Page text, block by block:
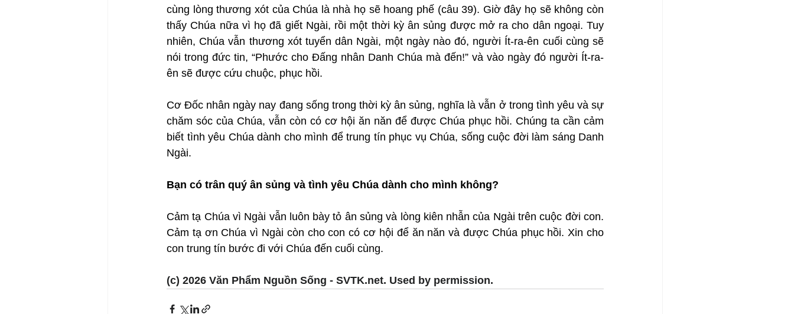
cùng lòng thương xót của Chúa là nhà họ sẽ hoang phế (câu 39). Giờ đây họ sẽ không còn
thấy Chúa nữa vì họ đã giết Ngài, rồi một thời kỳ ân sủng được mở ra cho dân ngoại. Tuy
nhiên, Chúa vẫn thương xót tuyển dân Ngài, một ngày nào đó, người Ít-ra-ên cuối cùng sẽ
nói trong đức tin, “Phước cho Đấng nhân Danh Chúa mà đến!” và vào ngày đó người Ít-ra-
ên sẽ được cứu chuộc, phục hồi.
Cơ Đốc nhân ngày nay đang sống trong thời kỳ ân sủng, nghĩa là vẫn ở trong tình yêu và sự
chăm sóc của Chúa, vẫn còn có cơ hội ăn năn để được Chúa phục hồi. Chúng ta cần cảm
biết tình yêu Chúa dành cho mình để trung tín phục vụ Chúa, sống cuộc đời làm sáng Danh
Ngài.
Bạn có trân quý ân sủng và tình yêu Chúa dành cho mình không?
Cảm tạ Chúa vì Ngài vẫn luôn bày tỏ ân sủng và lòng kiên nhẫn của Ngài trên cuộc đời con.
Cảm tạ ơn Chúa vì Ngài còn cho con có cơ hội để ăn năn và được Chúa phục hồi. Xin cho
con trung tín bước đi với Chúa đến cuối cùng.
(c) 2026 Văn Phẩm Nguồn Sống - SVTK.net. Used by permission.